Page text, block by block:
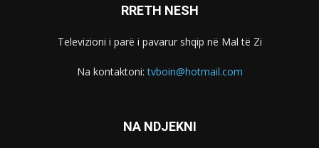
RRETH NESH
Televizioni i parë i pavarur shqip në Mal të Zi
Na kontaktoni:tvboin@hotmail.com
NA NDJEKNI